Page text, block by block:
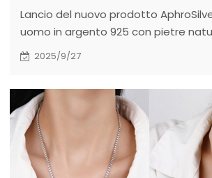
Lancio del nuovo prodotto
uomo in argento 925 con pietre
personalizzabili e all'ingrosso
2025/9/27